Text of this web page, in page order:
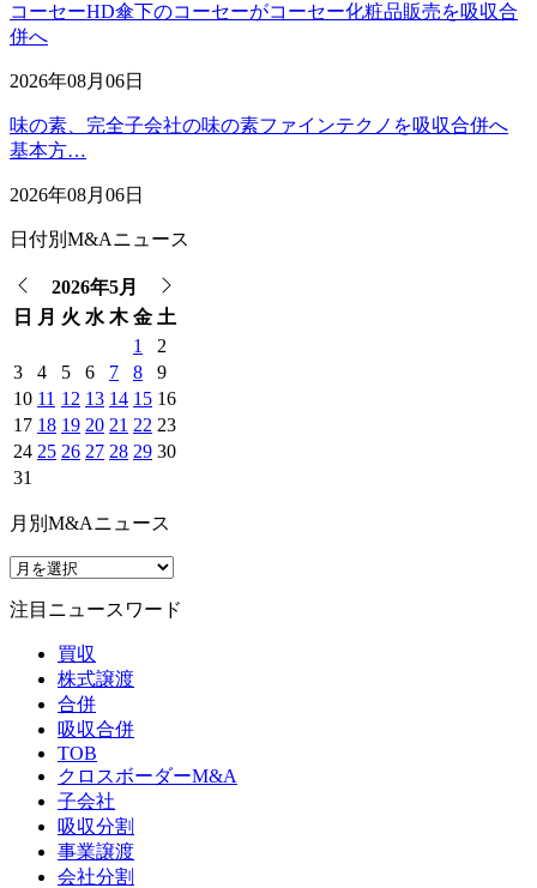
コーセーHD傘下のコーセーがコーセー化粧品販売を吸収合
併へ
2026年08月06日
味の素、完全子会社の味の素ファインテクノを吸収合併へ
基本方…
2026年08月06日
日付別M&Aニュース
2026年5月
日
月 火 水 木 金 土
1
2
3
4 5 6 7 8
9
10 11 12 13 14 15 16
17 18 19 20 21 22 23
24 25 26 27 28 29 30
31
月別M&Aニュース
注目ニュースワード
買収
株式譲渡
合併
吸収合併
TOB
クロスボーダーM&A
子会社
吸収分割
事業譲渡
会社分割